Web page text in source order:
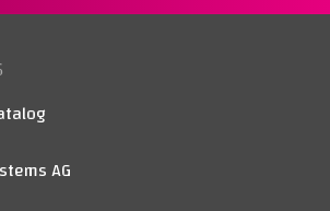
AG